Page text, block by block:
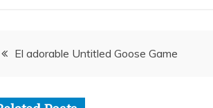
k
Navegación
El adorable Untitled Goose Game